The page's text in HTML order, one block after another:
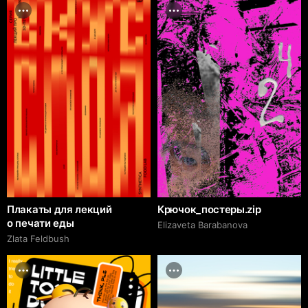
Плакаты для лекций
о печати еды
Zlata Feldbush
Крючок_постеры.zip
Elizaveta Barabanova